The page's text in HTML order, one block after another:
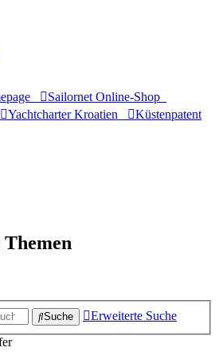
Sailornet Online-Shop
Yachtcharter Kroatien
Küstenpatent
Suche
Erweiterte Suche